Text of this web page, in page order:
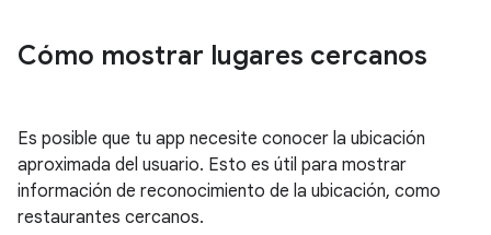
Cómo mostrar lugares cercanos
Es posible que tu app necesite conocer la ubicación
aproximada del usuario. Esto es útil para mostrar
información de reconocimiento de la ubicación, como
restaurantes cercanos.